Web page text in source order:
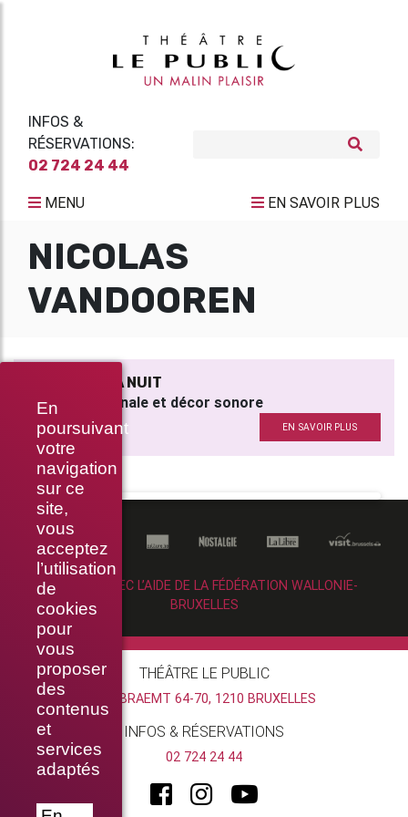
En
poursuivant
votre
navigation
sur ce
site,
vous
acceptez
l’utilisation
de
cookies
pour
vous
proposer
des
contenus
et
services
adaptés
INFOS &
RÉSERVATIONS:
02 724 24 44
MENU EN SAVOIR PLUS
NICOLAS
VANDOOREN
GILLES ET LA NUIT
Musique originale et décor sonore
EN SAVOIR PLUS
RÉALISÉ AVEC L’AIDE DE LA FÉDÉRATION WALLONIE-
BRUXELLES
THÉÂTRE LE PUBLIC
RUE BRAEMT 64-70, 1210 BRUXELLES
INFOS & RÉSERVATIONS
02 724 24 44